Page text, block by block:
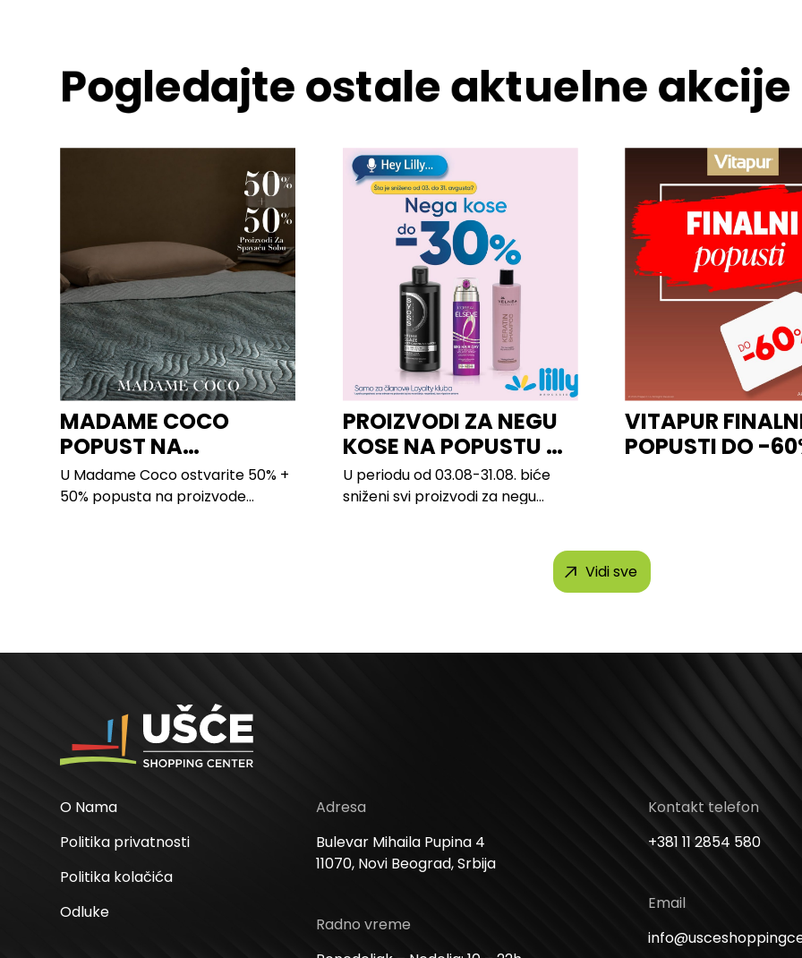
Pogledajte ostale aktuelne
MADAME COCO
POPUST NA
PROIZVODE ZA
SPAVAĆU SOBU
U Madame Coco ostvarite 50% +
50% popusta na proizvode...
PROIZVODI ZA NEGU
KOSE NA POPUSTU U
LILLY
U periodu od 03.08-31.08. biće
sniženi svi proizvodi za negu
VITAPUR
POPUSTI DO -
Vidi sve
O Nama
Politika privatnosti
Politika kolačića
Odluke
Adresa
Bulevar Mihaila Pupina 4
11070, Novi Beograd, Srbija
Radno vreme
Kontakt telefon
+381 11 2854 580
Email